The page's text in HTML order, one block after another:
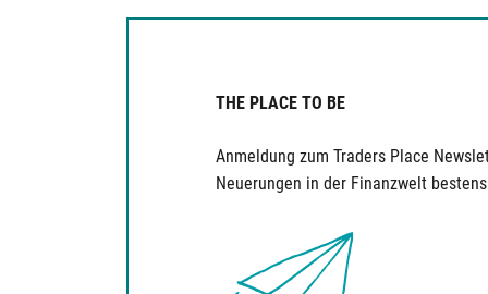
THE PLACE TO BE
Anmeldung zum Traders Place
Neuerungen in der Finanzwelt